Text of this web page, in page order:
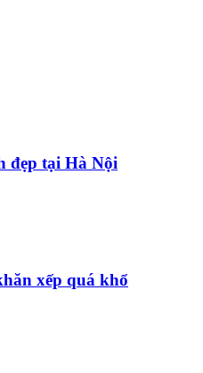
đẹp tại Hà Nội
xếp quá khổ